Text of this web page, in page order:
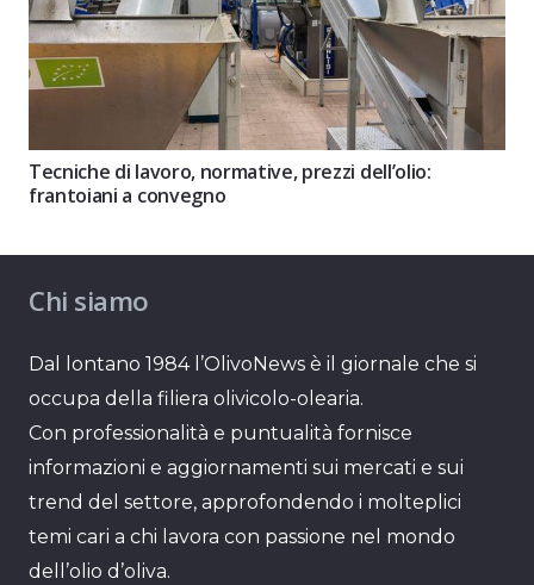
Tecniche di lavoro, normative, prezzi dell’olio:
frantoiani a convegno
Chi siamo
Dal lontano 1984 l’OlivoNews è il giornale che si
occupa della filiera olivicolo-olearia.
Con professionalità e puntualità fornisce
informazioni e aggiornamenti sui mercati e sui
trend del settore, approfondendo i molteplici
temi cari a chi lavora con passione nel mondo
dell’olio d’oliva.